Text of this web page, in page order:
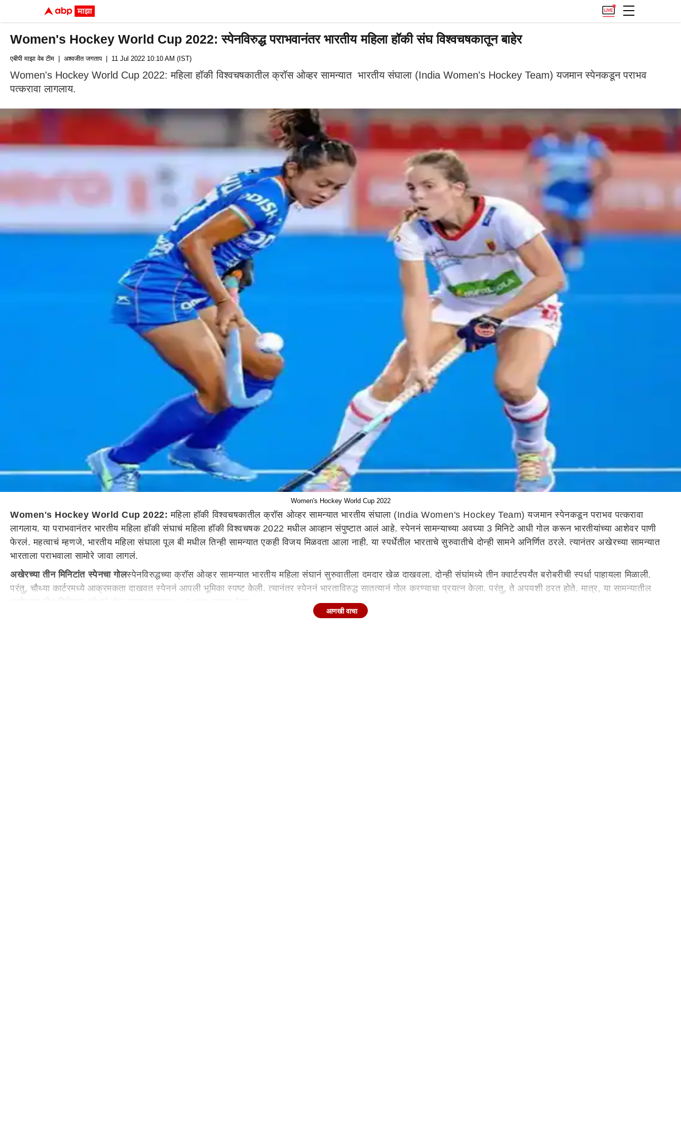
Women's Hockey World Cup 2022: स्पेनविरुद्ध पराभवानंतर भारतीय महिला हॉकी संघ विश्वचषकातून बाहेर
एबीपी माझा वेब टीम | अश्वजीत जगताप| 11 Jul 2022 10:10 AM (IST)
Women's Hockey World Cup 2022: महिला हॉकी विश्वचषकातील क्रॉस ओव्हर सामन्यात भारतीय संघाला (India Women's Hockey Team) यजमान स्पेनकडून पराभव
पत्करावा लागलाय.
Women's Hockey World Cup 2022
Women's Hockey World Cup 2022: महिला हॉकी विश्वचषकातील क्रॉस ओव्हर सामन्यात भारतीय संघाला (India Women's Hockey Team) यजमान स्पेनकडून पराभव पत्करावा
लागलाय. या पराभवानंतर भारतीय महिला हॉकी संघाचं महिला हॉकी विश्वचषक 2022 मधील आव्हान संपुष्टात आलं आहे. स्पेननं सामन्याच्या अवघ्या 3 मिनिटे आधी गोल करून भारतीयांच्या आशेवर पाणी
फेरलं. महत्वाचं म्हणजे, भारतीय महिला संघाला पूल बी मधील तिन्ही सामन्यात एकही विजय मिळवता आला नाही. या स्पर्धेतील भारताचे सुरुवातीचे दोन्ही सामने अनिर्णित ठरले. त्यानंतर अखेरच्या सामन्यात
भारताला पराभवाला सामोरे जावा लागलं.
अखेरच्या तीन मिनिटांत स्पेनचा गोलस्पेनविरुद्धच्या क्रॉस ओव्हर सामन्यात भारतीय महिला संघानं सुरुवातीला दमदार खेळ दाखवला. दोन्ही संघांमध्ये तीन क्वार्टरपर्यंत बरोबरीची स्पर्धा पाहायला मिळाली.
परंतु, चौथ्या कार्टरमध्ये आक्रमकता दाखवत स्पेननं आपली भूमिका स्पष्ट केली. त्यानंतर स्पेननं भारताविरुद्ध सातत्यानं गोल करण्याचा प्रयत्न केला. परंतु, ते अपयशी ठरत होते. मात्र, या सामन्यातील
आणखी वाचा